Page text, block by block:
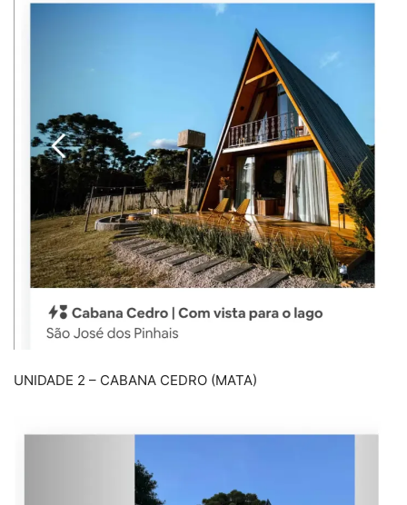
UNIDADE 2 – CABANA CEDRO (MATA)